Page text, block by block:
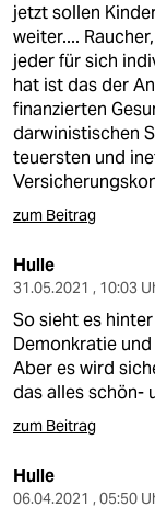
jetzt sollen
weiter....
jeder für sich
hat ist das der
finanzierten
darwinistischen
teuersten und
zum Beitrag
Hulle
31.05.2021 , 10:03
So sieht es
Demonkratie
Aber es wird
das alles schön-
zum Beitrag
Hulle
06.04.2021 , 05:50